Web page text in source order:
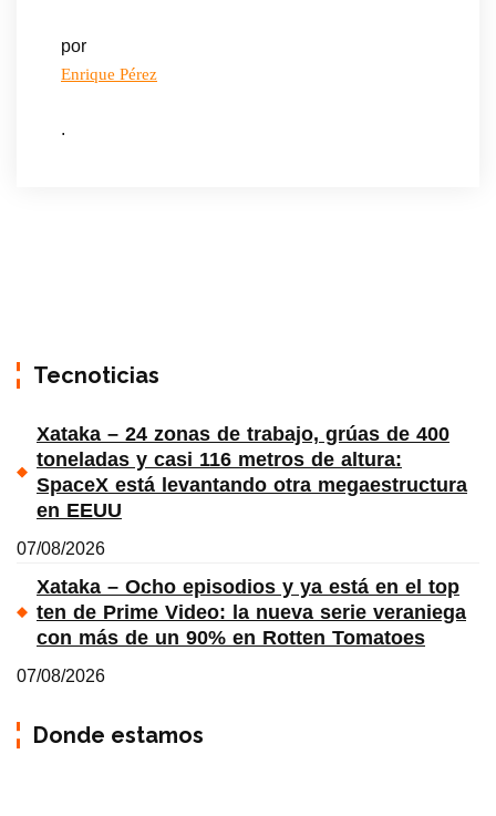
por
Enrique Pérez
.
Tecnoticias
Xataka – 24 zonas de trabajo, grúas de 400
toneladas y casi 116 metros de altura:
SpaceX está levantando otra megaestructura
en EEUU
07/08/2026
Xataka – Ocho episodios y ya está en el top
ten de Prime Video: la nueva serie veraniega
con más de un 90% en Rotten Tomatoes
07/08/2026
Donde estamos